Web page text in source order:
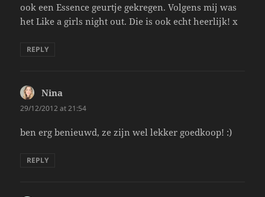
ook een Essence geurtje gekregen. Volgens mij was
het Like a girls night out. Die is ook echt heerlijk! x
REPLY
Nina
29/12/2012 at 21:54
ben erg benieuwd, ze zijn wel lekker goedkoop! :)
REPLY